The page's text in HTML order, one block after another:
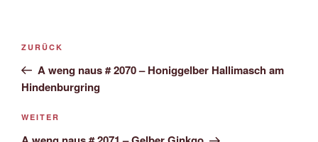
Beitrags-
Vorheriger
Beitrag
ZURÜCK
A weng naus # 2070 – Honiggelber Hallimasch am
Hindenburgring
Nächster
Beitrag
WEITER